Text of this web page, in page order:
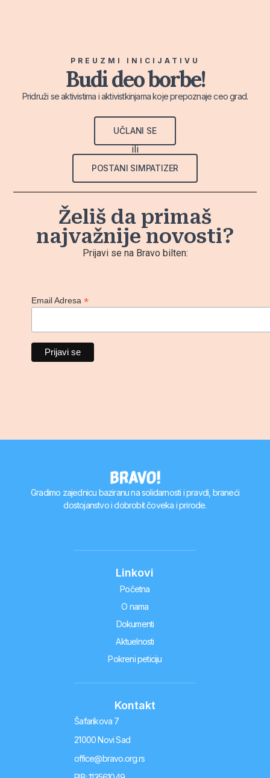
PREUZMI INICIJATIVU
Budi deo borbe!
Pridruži se aktivistima i aktivistkinjama koje prepoznaje ceo grad.
UČLANI SE
ili
POSTANI SIMPATIZER
Želiš da primaš
najvažnije novosti?
Prijavi se na Bravo bilten:
Email Adresa*
Gradimo zajednicu baziranu na solidarnosti i pravdi, braneći
dostojanstvo i dobrobit čoveka i prirode.
Linkovi
Početna
O nama
Dokumenti
Aktuelnosti
Pokreni peticiju
Kontakt
Šafarikova 7
21000 Novi Sad
office@bravo.org.rs